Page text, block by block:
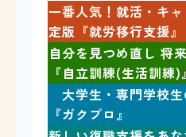
一番人気！就活・キ
定版『就労移行支援』
自分を見つめ直し 将
『自立訓練(生活訓練)』
大学生・専門学校
『ガクプロ』